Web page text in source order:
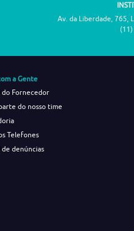
Av. da Liberdade, 765,
a Gente
do Fornecedor
do nosso time
Telefones
de denúncias